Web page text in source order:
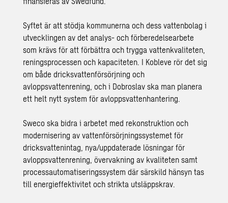
Syftet är att stödja kommunerna och dess vattenbolag i
utvecklingen av det analys- och förberedelsearbete
som krävs för att förbättra och trygga vattenkvaliteten,
reningsprocessen och kapaciteten. I Kobleve rör det sig
om både dricksvattenförsörjning och
avloppsvattenrening, och i Dobroslav ska man planera
ett helt nytt system för avloppsvattenhantering.
Sweco ska bidra i arbetet med rekonstruktion och
modernisering av vattenförsörjningssystemet för
dricksvattenintag, nya/uppdaterade lösningar för
avloppsvattenrening, övervakning av kvaliteten samt
processautomatiseringssystem där särskild hänsyn tas
till energieffektivitet och strikta utsläppskrav.